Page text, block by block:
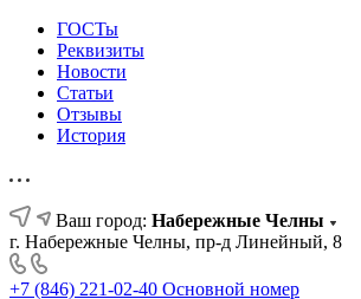
ГОСТы
Реквизиты
Новости
Статьи
Отзывы
История
Ваш город: Набережные Челны
г. Набережные Челны, пр-д Линейный, 8
+7 (846) 221-02-40 Основной номер